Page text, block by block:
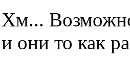
Хм...
и они то как